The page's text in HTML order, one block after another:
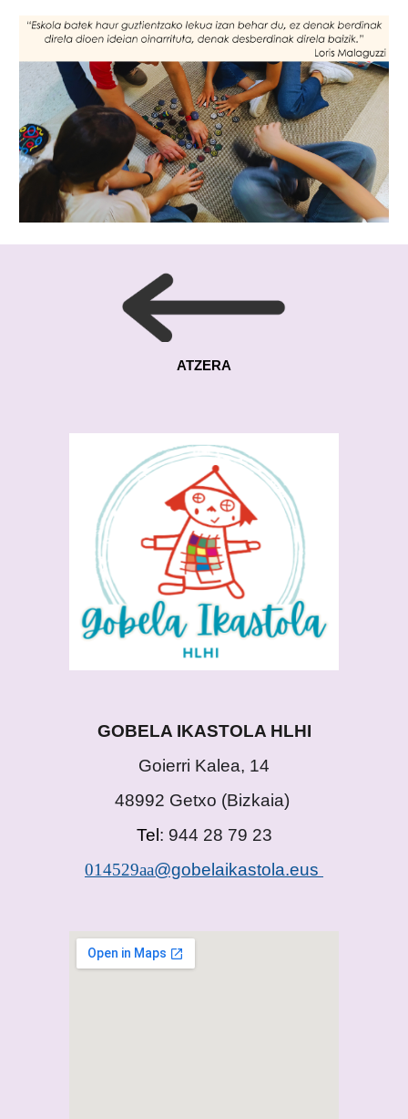
ATZERA
GOBELA IKASTOLA HLHI
Goierri Kalea, 14
48992 Getxo (Bizkaia)
Tel: 944 28 79 23
014529aa@gobelaikastola.eus